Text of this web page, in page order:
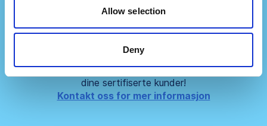
Allow selection
Deny
Representerer du et
konsulentfirma?
Partner med oss og skap enda større verdi for
dine sertifiserte kunder!
Kontakt oss for mer informasjon